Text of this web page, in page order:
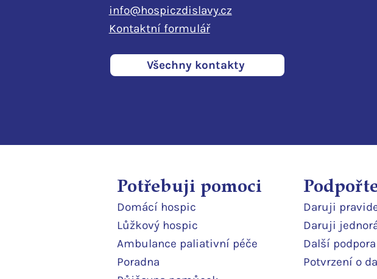
info@hospiczdislavy.cz
Kontaktní formulář
Všechny kontakty
Potřebuji pomoci
Domácí hospic
Lůžkový hospic
Ambulance paliativní péče
Poradna
Daruji
Daruji jedn
Další podpora
Potvrzení o